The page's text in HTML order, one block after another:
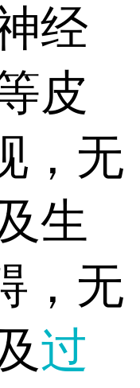
经
皮
，无
生
，无
过